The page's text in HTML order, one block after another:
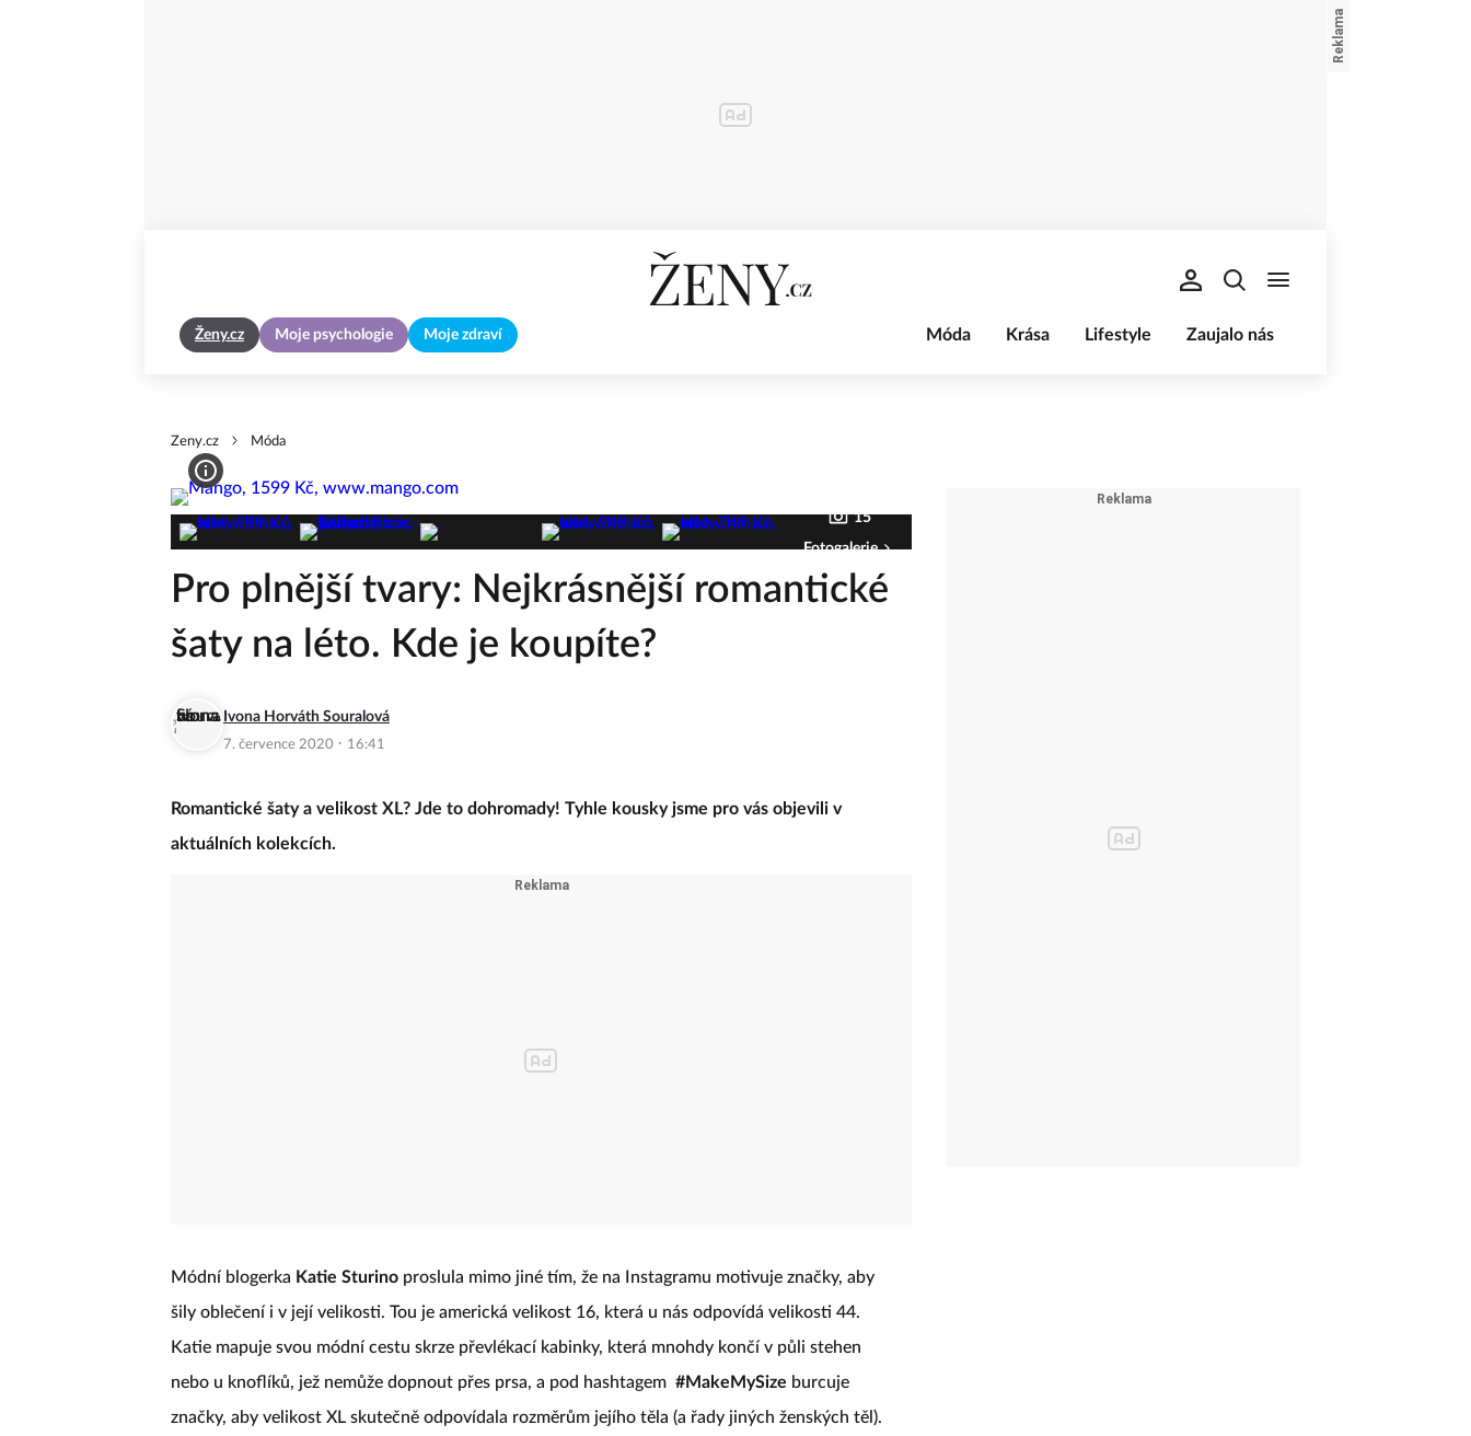
Ženy.cz Moje psychologie Moje zdraví Móda Krása Lifestyle Zaujalo nás
Zeny.cz Móda
15
Fotogalerie
Pro plnější tvary: Nejkrásnější romantické
šaty na léto. Kde je koupíte?
Ivona Horváth Souralová
7. července 2020 · 16:41
Romantické šaty a velikost XL? Jde to dohromady! Tyhle kousky jsme pro vás objevili v
aktuálních kolekcích.
Módní blogerka Katie Sturino proslula mimo jiné tím, že na Instagramu motivuje značky, aby
šily oblečení i v její velikosti. Tou je americká velikost 16, která u nás odpovídá velikosti 44.
Katie mapuje svou módní cestu skrze převlékací kabinky, která mnohdy končí v půli stehen
nebo u knoflíků, jež nemůže dopnout přes prsa, a pod hashtagem #MakeMySize burcuje
značky, aby velikost XL skutečně odpovídala rozměrům jejího těla (a řady jiných ženských těl).